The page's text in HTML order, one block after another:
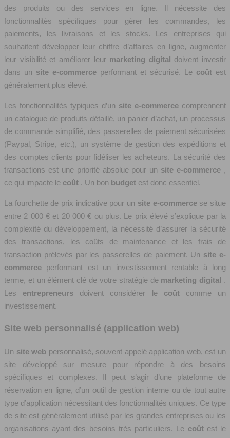
des produits ou des services en ligne. Il nécessite des
fonctionnalités spécifiques pour gérer les commandes, les
paiements, les livraisons et les stocks. Les entreprises qui
souhaitent développer leur chiffre d’affaires en ligne, augmenter
leur visibilité et améliorer leur marketing digital doivent investir
dans un site e-commerce performant et sécurisé. Le coût est
généralement plus élevé.
Les fonctionnalités typiques d’un site e-commerce comprennent
un catalogue de produits détaillé, un panier d’achat, un processus
de commande simplifié, des passerelles de paiement sécurisées
(Paypal, Stripe, etc.), un système de gestion des expéditions et
des comptes clients pour fidéliser les acheteurs. La sécurité des
transactions est une priorité absolue pour un site e-commerce ,
ce qui impacte le coût . Un bon budget est donc essentiel.
La fourchette de prix indicative pour un site e-commerce se situe
entre 2 000 € et 20 000 € ou plus. Le prix élevé s’explique par la
complexité du développement, la nécessité d’assurer la sécurité
des transactions, les coûts de maintenance et les frais de
transaction prélevés par les passerelles de paiement. Un site e-
commerce performant est un investissement rentable à long
terme, et un élément clé de votre stratégie de marketing digital .
Les entrepreneurs doivent considérer le coût comme un
investissement.
Site web personnalisé (application web)
Un site web personnalisé, souvent appelé application web, est un
site développé sur mesure pour répondre à des besoins
spécifiques et complexes. Il peut s’agir d’une plateforme de
réservation en ligne, d’un outil de gestion interne ou de tout autre
type d’application nécessitant des fonctionnalités uniques. Ce type
de site est généralement utilisé par les grandes entreprises ou les
organisations ayant des besoins très particuliers. Le coût est le